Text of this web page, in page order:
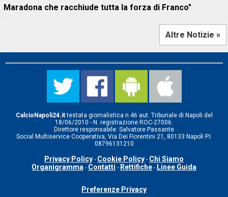
Maradona che racchiude tutta la forza di Franco"
Altre Notizie »
CalcioNapoli24.ittestata giornalistica n.46 aut. Tribunale di Napoli del
18/06/2010 - N. registrazione ROC-27006.
Direttore responsabile: Salvatore Passante
Social Multiservice Cooperativa, Via Dei Fiorentini 21, 80133 Napoli P.I.
08796131210
Privacy Policy - Cookie Policy - Chi Siamo
Organigramma - Contatti - Rettifiche - Linee Guida
Preferenze Privacy